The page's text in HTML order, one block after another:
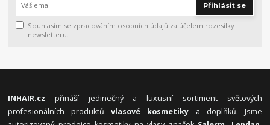
Přihlásit se
Souhlasím se zpracováním osobních údajů za účelem rozesílky
newsletteru.
INHAIR.cz přináší jedinečný a luxusní sortiment světových
profesionálních produktůvlasové kosmetiky a doplňků. Jsme